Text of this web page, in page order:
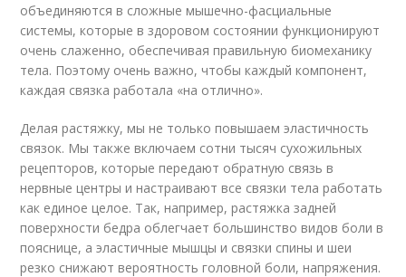
объединяются в сложные мышечно-фасциальные
системы, которые в здоровом состоянии функционируют
очень слаженно, обеспечивая правильную биомеханику
тела. Поэтому очень важно, чтобы каждый компонент,
каждая связка работала «на отлично».
Делая растяжку, мы не только повышаем эластичность
связок. Мы также включаем сотни тысяч сухожильных
рецепторов, которые передают обратную связь в
нервные центры и настраивают все связки тела работать
как единое целое. Так, например, растяжка задней
поверхности бедра облегчает большинство видов боли в
пояснице, а эластичные мышцы и связки спины и шеи
резко снижают вероятность головной боли, напряжения.